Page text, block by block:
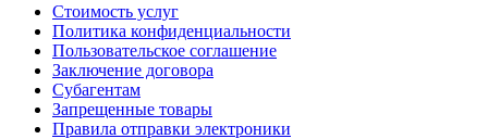
Стоимость услуг
Политика конфиденциальности
Пользовательское соглашение
Заключение договора
Субагентам
Запрещенные товары
Правила отправки электроники